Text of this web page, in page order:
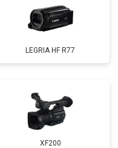
LEGRIA HF R77
XF200